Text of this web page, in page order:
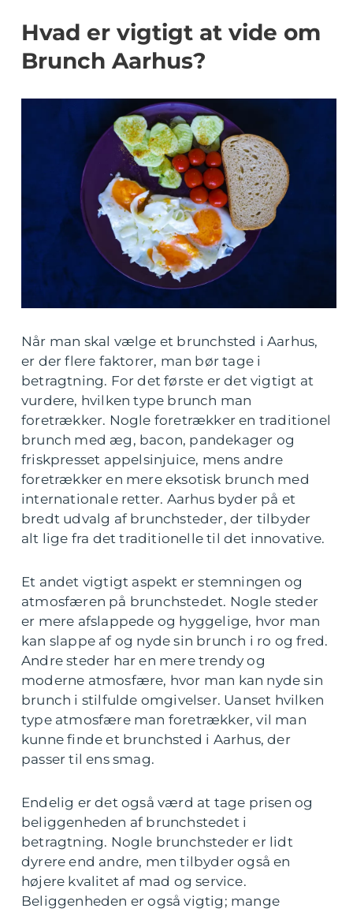
Hvad er vigtigt at vide om
Brunch Aarhus?
Når man skal vælge et brunchsted i Aarhus,
er der flere faktorer, man bør tage i
betragtning. For det første er det vigtigt at
vurdere, hvilken type brunch man
foretrækker. Nogle foretrækker en traditionel
brunch med æg, bacon, pandekager og
friskpresset appelsinjuice, mens andre
foretrækker en mere eksotisk brunch med
internationale retter. Aarhus byder på et
bredt udvalg af brunchsteder, der tilbyder
alt lige fra det traditionelle til det innovative.
Et andet vigtigt aspekt er stemningen og
atmosfæren på brunchstedet. Nogle steder
er mere afslappede og hyggelige, hvor man
kan slappe af og nyde sin brunch i ro og fred.
Andre steder har en mere trendy og
moderne atmosfære, hvor man kan nyde sin
brunch i stilfulde omgivelser. Uanset hvilken
type atmosfære man foretrækker, vil man
kunne finde et brunchsted i Aarhus, der
passer til ens smag.
Endelig er det også værd at tage prisen og
beliggenheden af brunchstedet i
betragtning. Nogle brunchsteder er lidt
dyrere end andre, men tilbyder også en
højere kvalitet af mad og service.
Beliggenheden er også vigtig; mange